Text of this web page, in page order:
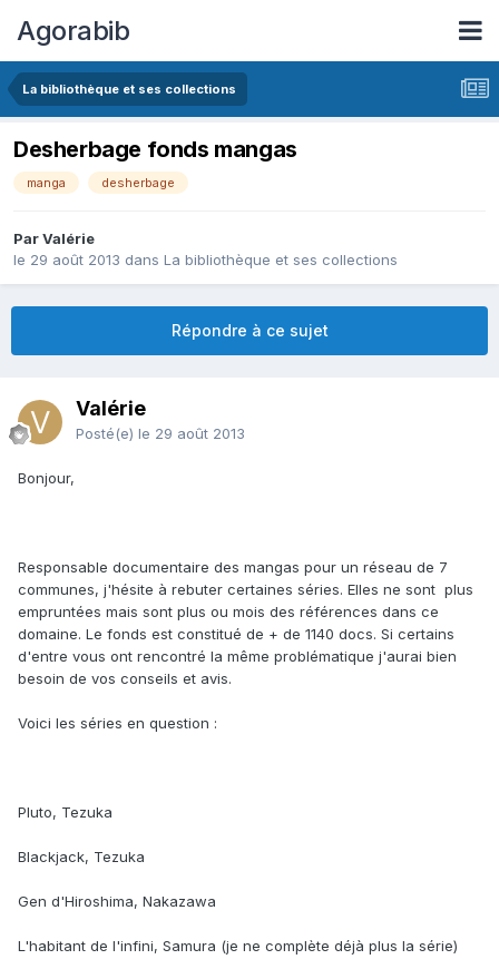
Agorabib
La bibliothèque et ses collections
Desherbage fonds mangas
manga desherbage
Par Valérie
le 29 août 2013 dans La bibliothèque et ses collections
Répondre à ce sujet
Valérie
Posté(e) le 29 août 2013
Bonjour,
Responsable documentaire des mangas pour un réseau de 7
communes, j'hésite à rebuter certaines séries. Elles ne sont plus
empruntées mais sont plus ou mois des références dans ce
domaine. Le fonds est constitué de + de 1140 docs. Si certains
d'entre vous ont rencontré la même problématique j'aurai bien
besoin de vos conseils et avis.
Voici les séries en question :
Pluto, Tezuka
Blackjack, Tezuka
Gen d'Hiroshima, Nakazawa
L'habitant de l'infini, Samura (je ne complète déjà plus la série)